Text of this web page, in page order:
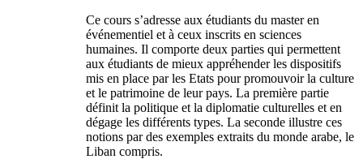
Ce cours s’adresse aux étudiants du master en
événementiel et à ceux inscrits en sciences
humaines. Il comporte deux parties qui permettent
aux étudiants de mieux appréhender les dispositifs
mis en place par les Etats pour promouvoir la culture
et le patrimoine de leur pays. La première partie
définit la politique et la diplomatie culturelles et en
dégage les différents types. La seconde illustre ces
notions par des exemples extraits du monde arabe, le
Liban compris.